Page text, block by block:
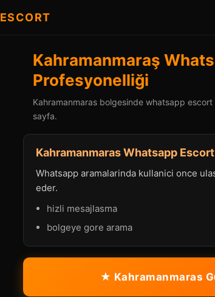
ESCORT
Kahramanmaraş
Profesyonelliği
Kahramanmaras bolgesinde whatsapp
sayfa.
Kahramanmaras Whatsapp
Whatsapp aramalarinda kullanici once
eder.
hizli mesajlasma
bolgeye gore arama
★ Kahramanmaras